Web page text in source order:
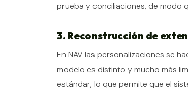
prueba y conciliaciones, de modo
3. Reconstrucción de
En NAV las personalizaciones se
modelo es distinto y mucho más
estándar, lo que permite que el